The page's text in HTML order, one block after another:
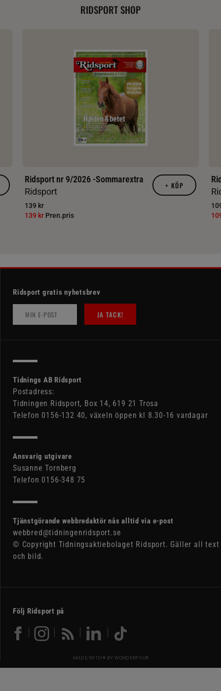
RIDSPORT SHOP
Ridsport nr 9/2026 -Sommarextra
Ridsport
139 kr
139 kr Pren.pris
+ KÖP
Ridsport gratis nyhetsbrev
JA TACK!
Tidnings AB Ridsport
Postadress:
Tidningen Ridsport, Box 14, 619 21 Trosa
Telefon 0156-132 40, växeln öppen kl 8.30-16 vardagar
Ansvarig utgivare
Susanne Tornberg
Telefon 0156-348 75
Tjänstgörande webbredaktör nås alltid via e-post
webbred@tidningenridsport.se
© Copyright Tidningsaktiebolaget Ridsport. Gäller all text
och bild.
Följ Ridsport på
MADE WITH ♥ BY WONDERFOUR